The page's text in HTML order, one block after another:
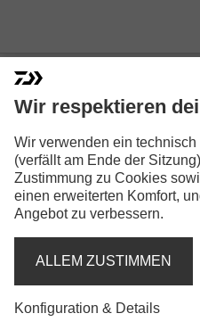
N'ZON CAGE
Modellausführungen: 5
N'Zon Non-Toxic
N'Zon Non-Toxic
Wir respektieren
Wir verwenden ein
(verfällt am Ende der
Zustimmung zu Cookies
einen erweiterten Komfort,
Angebot zu verbessern.
ALLEM ZUSTIMMEN
Konfiguration & Details